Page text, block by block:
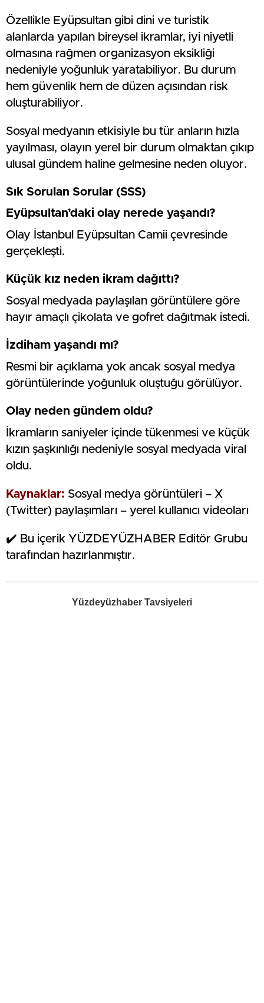
Özellikle Eyüpsultan gibi dini ve turistik
alanlarda yapılan bireysel ikramlar, iyi niyetli
olmasına rağmen organizasyon eksikliği
nedeniyle yoğunluk yaratabiliyor. Bu durum
hem güvenlik hem de düzen açısından risk
oluşturabiliyor.
Sosyal medyanın etkisiyle bu tür anların hızla
yayılması, olayın yerel bir durum olmaktan çıkıp
ulusal gündem haline gelmesine neden oluyor.
Sık Sorulan Sorular (SSS)
Eyüpsultan’daki olay nerede yaşandı?
Olay İstanbul Eyüpsultan Camii çevresinde
gerçekleşti.
Küçük kız neden ikram dağıttı?
Sosyal medyada paylaşılan görüntülere göre
hayır amaçlı çikolata ve gofret dağıtmak istedi.
İzdiham yaşandı mı?
Resmi bir açıklama yok ancak sosyal medya
görüntülerinde yoğunluk oluştuğu görülüyor.
Olay neden gündem oldu?
İkramların saniyeler içinde tükenmesi ve küçük
kızın şaşkınlığı nedeniyle sosyal medyada viral
oldu.
Kaynaklar: Sosyal medya görüntüleri – X
(Twitter) paylaşımları – yerel kullanıcı videoları
✔️ Bu içerik YÜZDEYÜZHABER Editör Grubu
tarafından hazırlanmıştır.
Yüzdeyüzhaber Tavsiyeleri